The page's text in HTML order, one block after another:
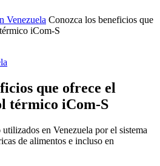
Venezuela Conozca los beneficios que
iCom-S
que ofrece el
térmico iCom-S
en Venezuela por el sistema
de alimentos e incluso en